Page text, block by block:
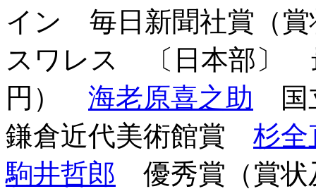
イン 毎日新聞社賞（
スワレス 〔日本部〕
円） 海老原喜之助 国
鎌倉近代美術館賞 杉全
駒井哲郎 優秀賞（賞